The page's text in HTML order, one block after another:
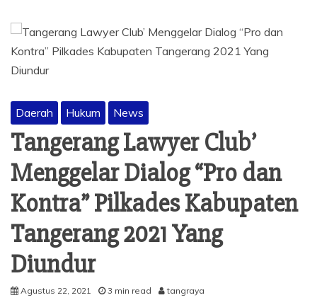
Daerah Hukum News
Tangerang Lawyer Club’
Menggelar Dialog “Pro dan
Kontra” Pilkades Kabupaten
Tangerang 2021 Yang
Diundur
Agustus 22, 2021 3 min read tangraya